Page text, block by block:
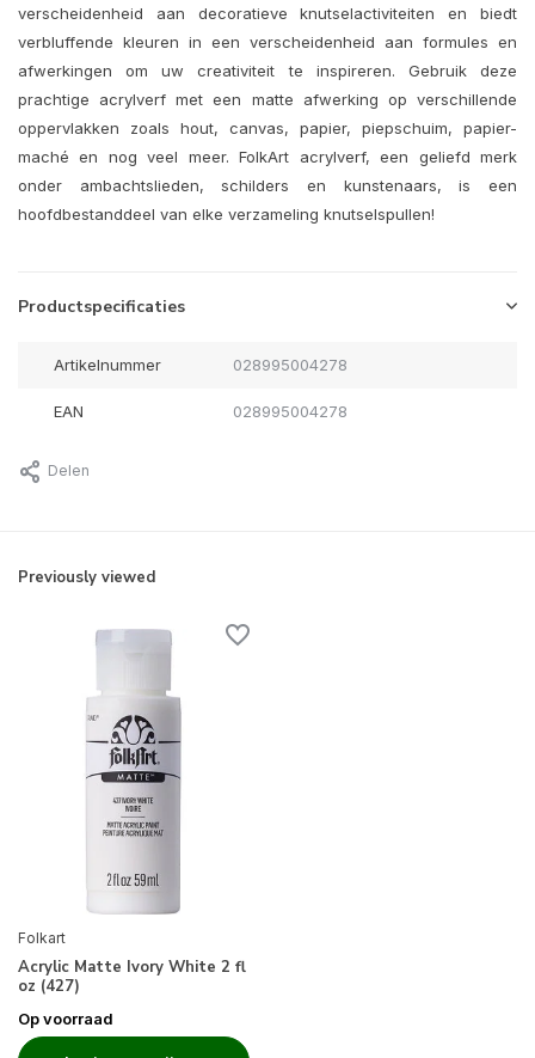
verscheidenheid aan decoratieve knutselactiviteiten en biedt
verbluffende kleuren in een verscheidenheid aan formules en
afwerkingen om uw creativiteit te inspireren. Gebruik deze
prachtige acrylverf met een matte afwerking op verschillende
oppervlakken zoals hout, canvas, papier, piepschuim, papier-
maché en nog veel meer. FolkArt acrylverf, een geliefd merk
onder ambachtslieden, schilders en kunstenaars, is een
hoofdbestanddeel van elke verzameling knutselspullen!
Productspecificaties
Artikelnummer 028995004278
EAN 028995004278
Delen
Previously viewed
Folkart
Acrylic Matte Ivory White 2 fl
oz (427)
Op voorraad